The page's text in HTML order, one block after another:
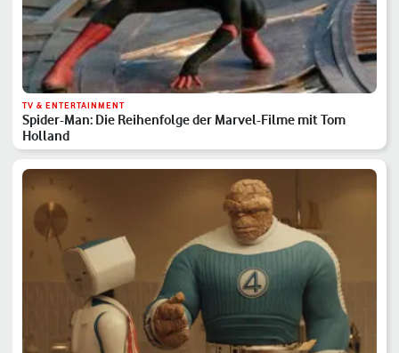
TV & ENTERTAINMENT
Spider-Man: Die Reihenfolge der Marvel-Filme mit Tom
Holland